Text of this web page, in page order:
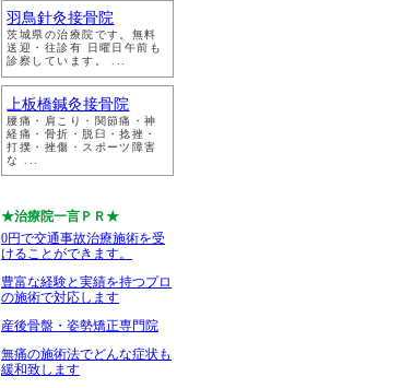
羽鳥針灸接骨院
茨城県の治療院です。無料
送迎・往診有 日曜日午前も
診察しています。 ...
上板橋鍼灸接骨院
腰痛・肩こり・関節痛・神
経痛・骨折・脱臼・捻挫・
打撲・挫傷・スポーツ障害
な ...
★治療院一言ＰＲ★
0円で交通事故治療施術を受
けることができます。
豊富な経験と実績を持つプロ
の施術で対応します
産後骨盤・姿勢矯正専門院
無痛の施術法でどんな症状も
緩和致します